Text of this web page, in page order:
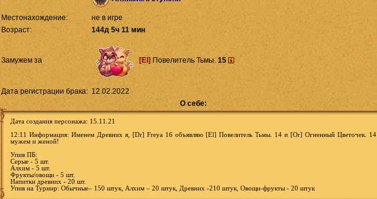
Местонахождение:
не в игре
Возраст:
144д 5ч 11 мин
Замужем за [El] Повелитель Тьмы. 15
Дата регистрации брака: 12.02.2022
О себе:
Дата создания персонажа: 15.11.21
12:11 Информация: Именем Древних я, [Dr] Freya 16 объявляю [El] Повелитель Тьмы. 14 и [Or] Огненный Цветочек. 14
мужем и женой!
Упив ПБ:
Cерые - 5 шт.
Алхим - 5 шт.
Фрукты/овощи - 5 шт.
Напитки древних - 20 шт.
Упив на Турнир: Обычные– 150 штук, Алхим – 20 штук, Древних -210 штук, Овощи-фрукты - 20 штук